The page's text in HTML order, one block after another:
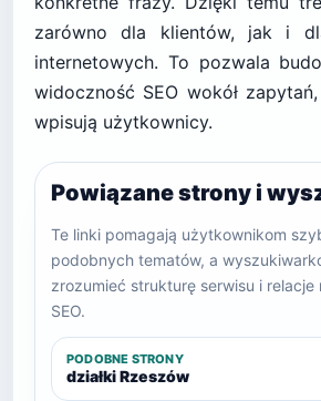
zarówno dla klientów, jak i
internetowych. To pozwala
widoczność SEO wokół
wpisują użytkownicy.
Powiązane strony i
Te linki pomagają użytkownikom
podobnych tematów, a
zrozumieć strukturę serwisu i relacje
SEO.
PODOBNE STRONY
działki Rzeszów